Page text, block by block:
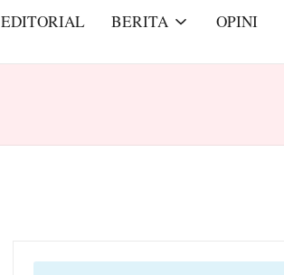
EDITORIAL BERITA OPINI